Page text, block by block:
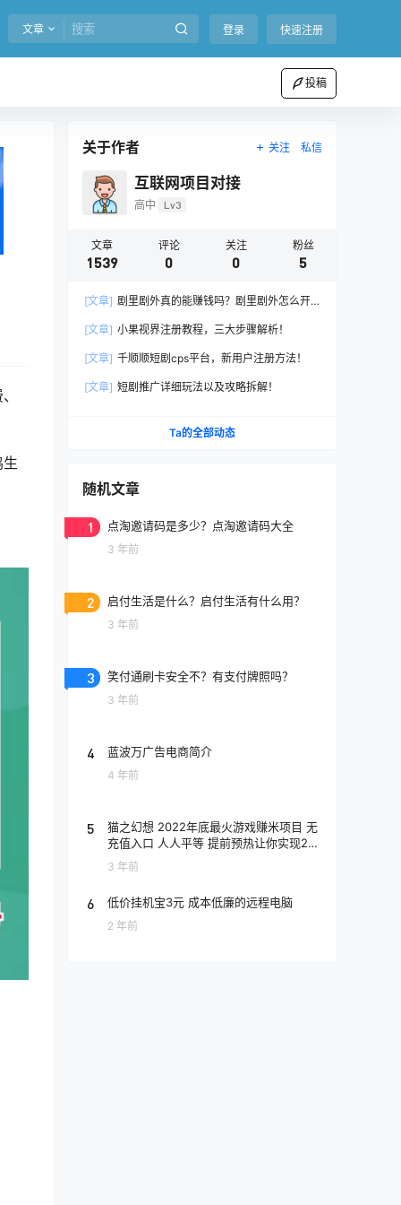
文章 登录 快速注册
投稿
关于作者 关注 私信
互联网项目对接
高中 Lv3
文章
1539
评论
0
关注
0
粉丝
5
[文章] 剧里剧外真的能赚钱吗？剧里剧外怎么开
[文章] 小果视界注册教程，三大步骤解析！
[文章] 千顺顺短剧cps平台，新用户注册方法！
[文章] 短剧推广详细玩法以及攻略拆解！
Ta的全部动态
随机文章
1 点淘邀请码是多少？点淘邀请码大全
3 年前
2 启付生活是什么？启付生活有什么用？
3 年前
3 笑付通刷卡安全不？有支付牌照吗？
3 年前
4 蓝波万广告电商简介
4 年前
5
猫之幻想 2022年底最火游戏赚米项目 无
充值入口 人人平等 提前预热让你实现202
3年躺赚
3 年前
6 低价挂机宝3元 成本低廉的远程电脑
2 年前